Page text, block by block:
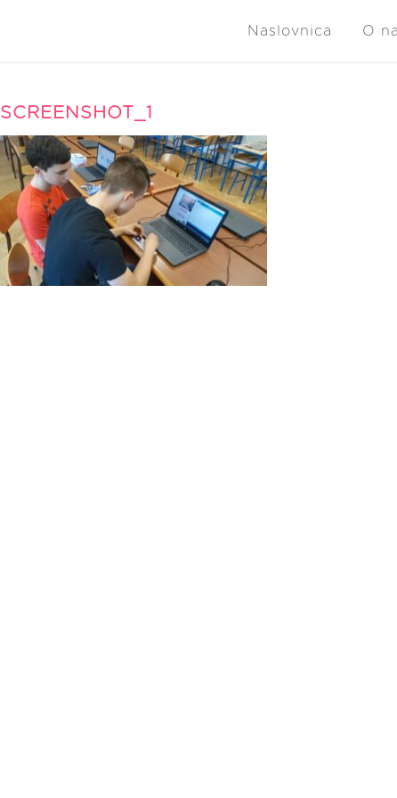
Naslovnica O
SCREENSHOT_1